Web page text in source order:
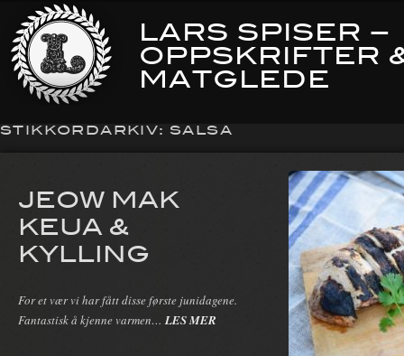
LARS SPISER –
OPPSKRIFTER
MATGLEDE
STIKKORDARKIV: SALSA
JEOW MAK
KEUA &
KYLLING
For et vær vi har fått disse første junidagene.
Fantastisk å kjenne varmen… LES MER